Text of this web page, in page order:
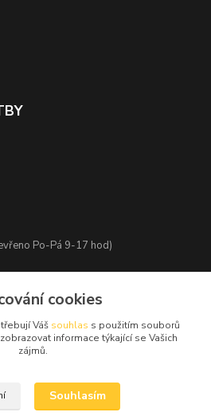
Po-Pá 9-17 hod)
cookies
Váš souhlas s použitím souborů
informace týkající se Vašich
zájmů.
Souhlasím